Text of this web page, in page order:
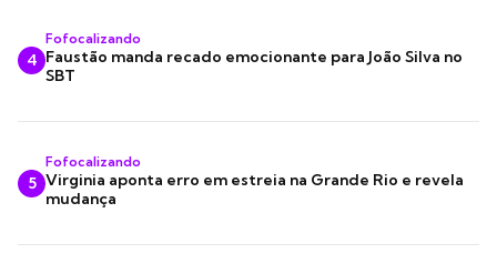
4
Fofocalizando
Faustão manda recado emocionante para João Silva no
SBT
5
Fofocalizando
Virginia aponta erro em estreia na Grande Rio e revela
mudança